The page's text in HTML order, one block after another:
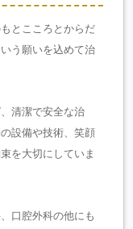
とこころとからだ
う願いを込めて治
清潔で安全な治
設備や技術、笑顔
を大切にしていま
口腔外科の他にも